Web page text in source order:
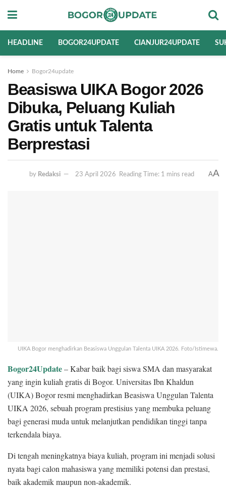
HEADLINE BOGOR24UPDATE CIANJUR24UPDATE
Home Bogor24update
Beasiswa UIKA Bogor 2026
Dibuka, Peluang Kuliah
Gratis untuk Talenta
Berprestasi
by Redaksi 23 April 2026 Reading Time: 1 mins read AA
UIKA Bogor menghadirkan Beasiswa Unggulan Talenta UIKA 2026. Foto/Istimewa.
Bogor24Update– Kabar baik bagi siswa SMA dan masyarakat
yang ingin kuliah gratis di Bogor. Universitas Ibn Khaldun
(UIKA) Bogor resmi menghadirkan Beasiswa Unggulan Talenta
UIKA 2026, sebuah program prestisius yang membuka peluang
bagi generasi muda untuk melanjutkan pendidikan tinggi tanpa
terkendala biaya.
Di tengah meningkatnya biaya kuliah, program ini menjadi solusi
nyata bagi calon mahasiswa yang memiliki potensi dan prestasi,
baik akademik maupun non-akademik.